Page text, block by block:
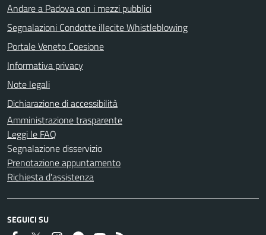
Andare a Padova con i mezzi pubblici
Segnalazioni Condotte illecite Whistleblowing
Portale Veneto Coesione
Informativa privacy
Note legali
Dichiarazione di accessibilità
Amministrazione trasparente
Leggi le FAQ
Segnalazione disservizio
Prenotazione appuntamento
Richiesta d'assistenza
SEGUICI SU